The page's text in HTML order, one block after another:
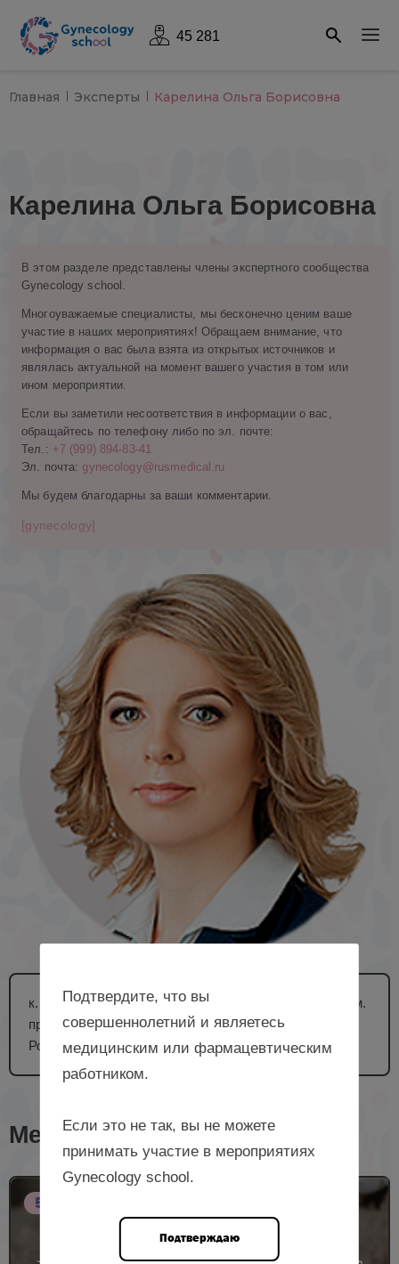
45 281
Главная Эксперты Карелина Ольга Борисовна
Карелина Ольга Борисовна
В этом разделе представлены члены экспертного сообщества
Gynecology school.
Многоуважаемые специалисты, мы бесконечно ценим ваше
участие в наших мероприятиях! Обращаем внимание, что
информация о вас была взята из открытых источников и
являлась актуальной на момент вашего участия в том или
ином мероприятии.
Если вы заметили несоответствия в информации о вас,
обращайтесь по телефону либо по эл. почте:
Тел.: +7 (999) 894-83-41
Эл. почта: gynecology@rusmedical.ru
Мы будем благодарны за ваши комментарии.
[gynecology]
к. м. н., доцент кафедры акушерства и гинекологии им.
проф. Г.А. Ушаковой ФГБОУ ВО КемГМУ Минздрава
России, г. Кемерово
Мероприятия с лектором
5 НМО
Подтвердите, что вы
совершеннолетний и являетесь
медицинским или фармацевтическим
работником.
Если это не так, вы не можете
принимать участие в мероприятиях
Gynecology school.
Подтверждаю